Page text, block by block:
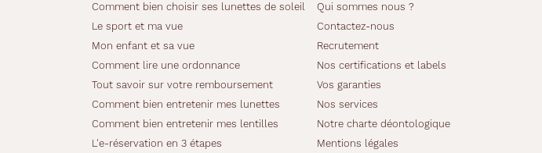
Comment bien choisir ses lunettes de soleil
Le sport et ma vue
Mon enfant et sa vue
Comment lire une ordonnance
Tout savoir sur votre remboursement
Comment bien entretenir mes lunettes
Comment bien entretenir mes lentilles
L'e-réservation en 3 étapes
Qui sommes nous ?
Contactez-nous
Recrutement
Nos certifications et labels
Vos garanties
Nos services
Notre charte déontologique
Mentions légales